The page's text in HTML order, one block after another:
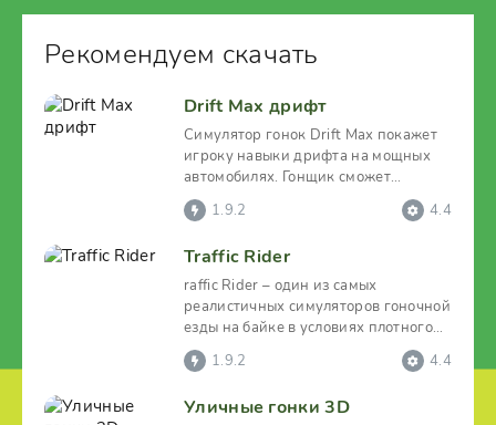
Рекомендуем скачать
Drift Max дрифт
Симулятор гонок Drift Max покажет
игроку навыки дрифта на мощных
автомобилях. Гонщик сможет
воспользоваться несколькими
1.9.2 4.4
Traffic Rider
raffic Rider – один из самых
реалистичных симуляторов гоночной
езды на байке в условиях плотного
потока машин.
1.9.2 4.4
Уличные гонки 3D